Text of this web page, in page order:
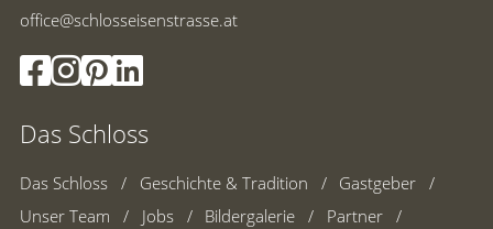
office@schlosseisenstrasse.at
Das Schloss
Das Schloss Geschichte & Tradition
Gastgeber
Unser Team
Jobs Bildergalerie
Partner